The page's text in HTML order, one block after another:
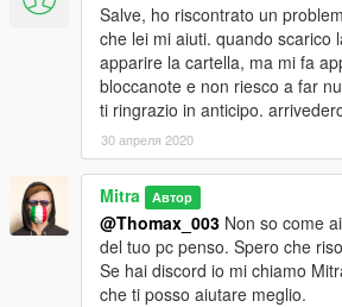
Salve, ho riscontrato un
che lei mi aiuti. quando scarico
apparire la cartella, ma mi fa
bloccanote e non riesco a far
ti ringrazio in anticipo.
30 апреля 2020
Mitra Автор
@Thomax_003 Non so come
del tuo pc penso. Spero che
Se hai discord io mi chiamo
che ti posso aiutare meglio.